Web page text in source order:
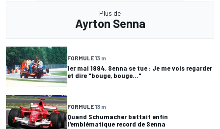
Plus de
Ayrton Senna
FORMULE 13 m
1er mai 1994, Senna se tue : Je me vois regarder
et dire "bouge, bouge…"
FORMULE 13 m
Quand Schumacher battait enfin
l'emblématique record de Senna